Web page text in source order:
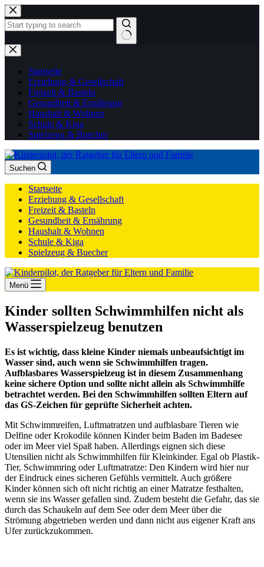
Zum
Inhalt
springen
Keine
Ergebnisse
Startseite
Erziehung & Gesellschaft
Freizeit & Basteln
Gesundheit & Ernährung
Haushalt & Wohnen
Schule & Kiga
Spielzeug & Buecher
Suchen
Startseite
Erziehung & Gesellschaft
Freizeit & Basteln
Gesundheit & Ernährung
Haushalt & Wohnen
Schule & Kiga
Spielzeug & Buecher
Menü
Kinder sollten Schwimmhilfen nicht als
Wasserspielzeug benutzen
Es ist wichtig, dass kleine Kinder niemals unbeaufsichtigt im
Wasser sind, auch wenn sie Schwimmhilfen tragen.
Aufblasbares Wasserspielzeug ist in diesem Zusammenhang
keine sichere Option und sollte nicht allein als Schwimmhilfe
betrachtet werden. Bei den Schwimmhilfen sollten Eltern auf
das GS-Zeichen für geprüfte Sicherheit achten.
Mit Schwimmreifen, Luftmatratzen und aufblasbare Tieren wie
Delfine oder Krokodile können Kinder beim Baden im Badesee
oder im Meer viel Spaß haben. Allerdings eignen sich diese
Utensilien nicht als Schwimmhilfen für Kleinkinder. Egal ob Plastik-
Tier, Schwimmring oder Luftmatratze: Den Kindern wird hier nur
der Eindruck eines sicheren Gefühls vermittelt. Auch größere
Kinder können sich oft nicht richtig an einer Matratze festhalten,
wenn sie ins Wasser gefallen sind. Zudem besteht die Gefahr, das sie
durch das Schaukeln auf dem See oder dem Meer über die
Strömung abgetrieben werden und dann nicht aus eigener Kraft ans
Ufer zurückzukommen.